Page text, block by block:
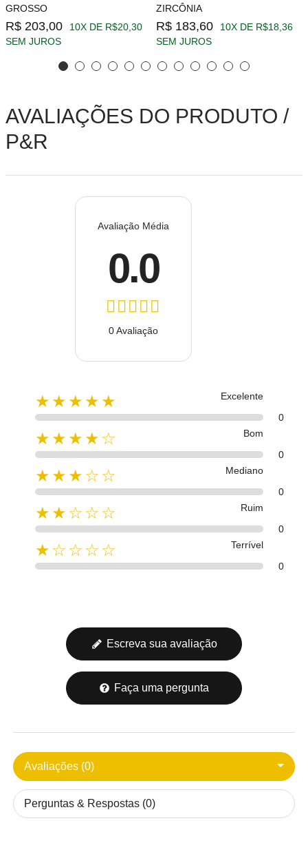
GROSSO
R$ 203,00
10X DE R$20,30
SEM JUROS
ZIRCÔNIA
R$ 183,60
10X DE R$18,36
SEM JUROS
AVALIAÇÕES DO PRODUTO /
P&R
Avaliação Média
0.0
0 Avaliação
★★★★★
Excelente
0
★★★★☆
Bom
0
★★★☆☆
Mediano
0
★★☆☆☆
Ruim
0
★☆☆☆☆
Terrível
0
Escreva sua avaliação
Faça uma pergunta
Avaliações (0)
Perguntas & Respostas (0)